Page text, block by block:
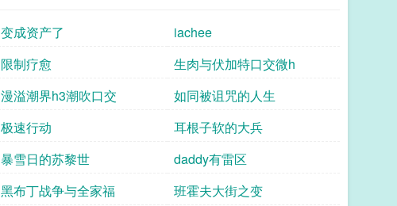
变成资产了
iachee
限制疗愈
生肉与伏加特口交微h
漫溢潮界h3潮吹口交
如同被诅咒的人生
极速行动
耳根子软的大兵
暴雪日的苏黎世
daddy有雷区
黑布丁战争与全家福
班霍夫大街之变